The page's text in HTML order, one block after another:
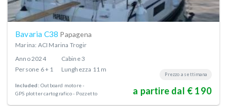
Bavaria C38 Papagena
Marina: ACI Marina Trogir
Anno2024 Cabine3
Persone 6 + 1 Lunghezza 11 m
Included: Outboard motore
GPS plotter cartografico - Pozzetto
Prezzo a settimana
a partire dal € 190